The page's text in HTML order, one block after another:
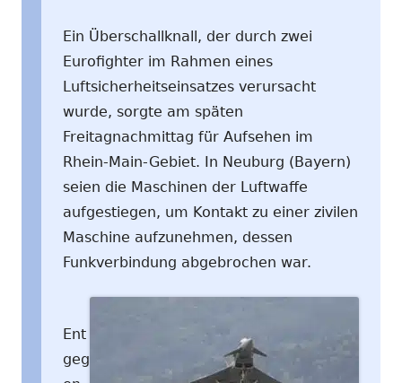
Ein Überschallknall, der durch zwei
Eurofighter im Rahmen eines
Luftsicherheitseinsatzes verursacht
wurde, sorgte am späten
Freitagnachmittag für Aufsehen im
Rhein-Main-Gebiet. In Neuburg (Bayern)
seien die Maschinen der Luftwaffe
aufgestiegen, um Kontakt zu einer zivilen
Maschine aufzunehmen, dessen
Funkverbindung abgebrochen war.
Ent
geg